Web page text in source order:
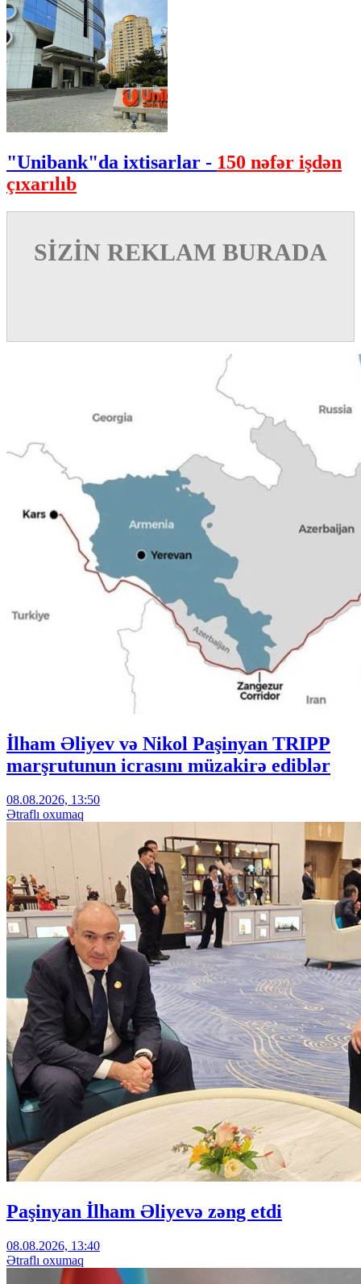
"Unibank"da ixtisarlar - 150 nəfər işdən
çıxarılıb
SİZİN REKLAM BURADA
İlham Əliyev və Nikol Paşinyan TRIPP
marşrutunun icrasını müzakirə ediblər
08.08.2026, 13:50
Ətraflı oxumaq
Paşinyan İlham Əliyevə zəng etdi
08.08.2026, 13:40
Ətraflı oxumaq